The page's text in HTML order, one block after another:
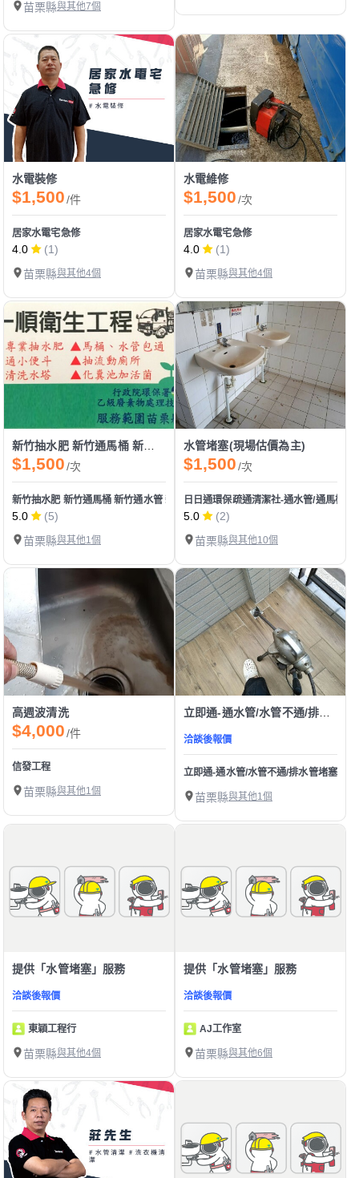
苗栗縣與其他7個
水電裝修
$1,500/件
居家水電宅急修
4.0
(1)
苗栗縣與其他4個
水電維修
$1,500/次
居家水電宅急修
4.0
(1)
苗栗縣與其他4個
新竹抽水肥 新竹通馬桶 新竹通水管 新竹水管不通馬桶不通 新竹抽污水池 新竹水管堵塞 馬桶
$1,500/次
新竹抽水肥 新竹通馬桶 新竹通水管 新竹水管不通馬桶不通 新竹抽污水池 新竹水
5.0
(5)
苗栗縣與其他1個
水管堵塞(現場估價為主)
$1,500/次
日日通環保疏通清潔社-通水管/通馬桶/
5.0
(2)
苗栗縣與其他10個
高週波清洗
$4,000/件
信發工程
苗栗縣與其他1個
洽談後報價
立即通-通水管/水管不通/排水管堵塞/下
苗栗縣與其他1個
提供「水管堵塞」服務
洽談後報價
東穎工程行
苗栗縣與其他4個
提供「水管堵塞」服務
洽談後報價
AJ工作室
苗栗縣與其他6個